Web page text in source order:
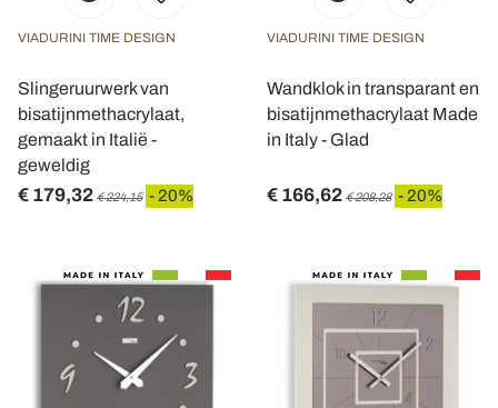
VIADURINI TIME DESIGN
Slingeruurwerk van
bisatijnmethacrylaat,
gemaakt in Italië -
geweldig
€ 179,32 € 224,15 - 20%
VIADURINI TIME DESIGN
Wandklok in transparant en
bisatijnmethacrylaat Made
in Italy - Glad
€ 166,62 € 208,28 - 20%